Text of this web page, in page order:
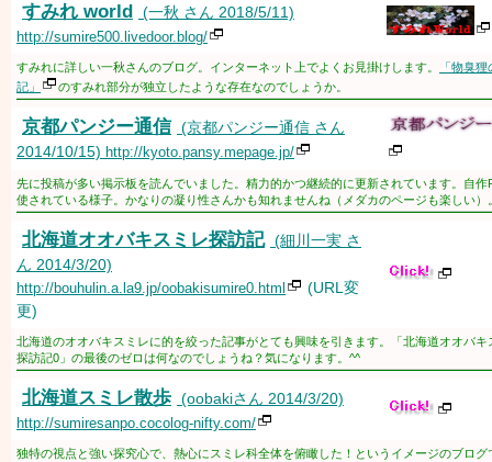
すみれ world (一秋 さん 2018/5/11)
http://sumire500.livedoor.blog/
すみれに詳しい一秋さんのブログ。インターネット上でよくお見掛けします。
「物臭
記」
のすみれ部分が独立したような存在なのでしょうか。
京都パンジー通信 (京都パンジー通信 さん
2014/10/15) http://kyoto.pansy.mepage.jp/
先に投稿が多い掲示板を読んでいました。精力的かつ継続的に更新されています。自作
使されている様子。かなりの凝り性さんかも知れませんね（メダカのページも楽しい）
北海道オオバキスミレ探訪記 (細川一実 さ
ん 2014/3/20)
http://bouhulin.a.la9.jp/oobakisumire0.html
(URL変
更)
北海道のオオバキスミレに的を絞った記事がとても興味を引きます。「北海道オオバキ
探訪記0」の最後のゼロは何なのでしょうね？気になります。^^
北海道スミレ散歩 (oobakiさん 2014/3/20)
http://sumiresanpo.cocolog-nifty.com/
独特の視点と強い探究心で、熱心にスミレ科全体を俯瞰した！というイメージのブログ